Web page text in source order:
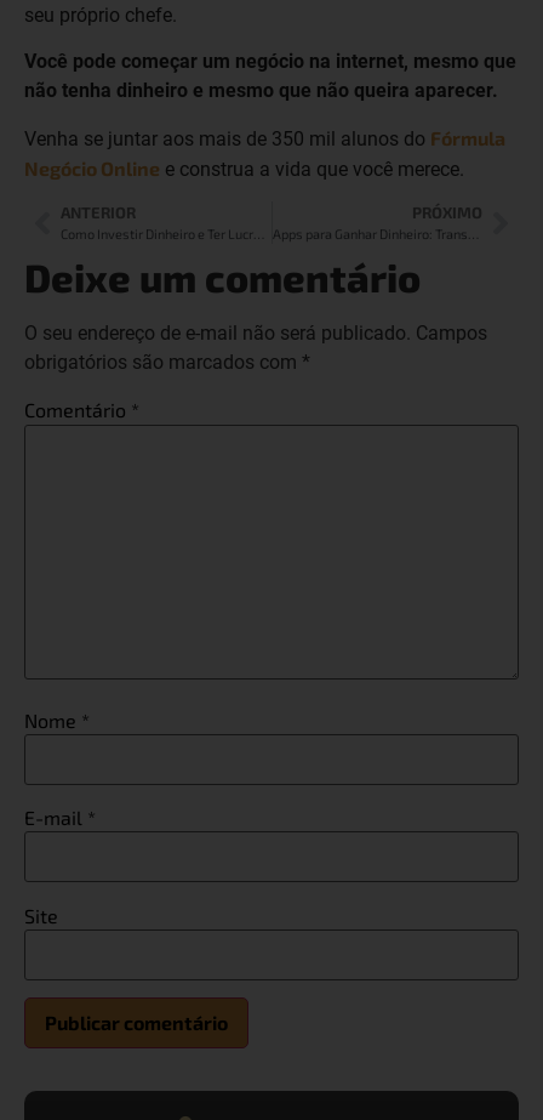
seu próprio chefe.
Você pode começar um negócio na internet, mesmo que
não tenha dinheiro e mesmo que não queira aparecer.
Venha se juntar aos mais de 350 mil alunos do Fórmula
Negócio Online e construa a vida que você merece.
ANTERIOR PRÓXIMO
Deixe um comentário
O seu endereço de e-mail não será publicado. Campos
obrigatórios são marcados com *
Comentário *
Nome *
E-mail *
Site